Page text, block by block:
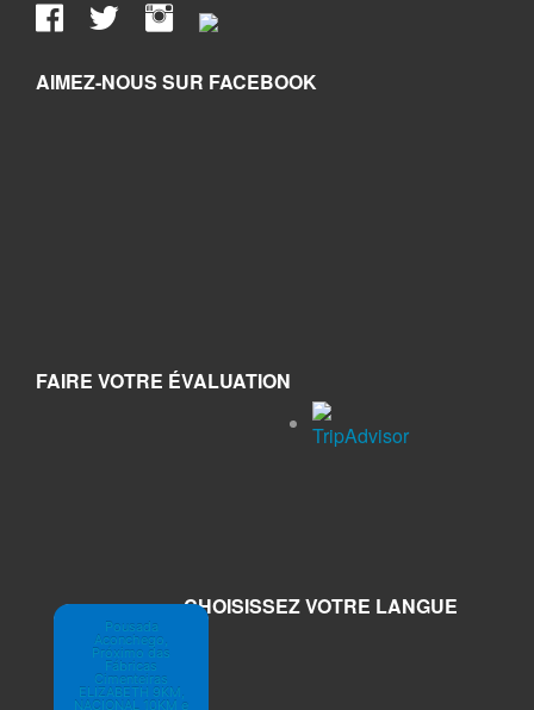
AIMEZ-NOUS SUR FACEBOOK
FAIRE VOTRE ÉVALUATION
Pousada
Aconchego,
Próximo das
Fábricas
Cimenteiras
ELIZABETH 9KM,
NACIONAL 10KM e
CHOISISSEZ VOTRE LANGUE